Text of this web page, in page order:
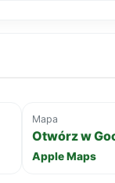
Mapa
Otwórz w
Apple Maps